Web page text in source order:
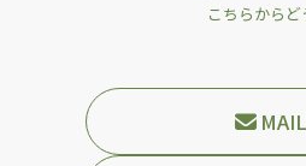
こちらからど
MAIL